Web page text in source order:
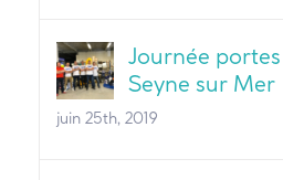
Journée
Seyne sur Mer
juin 25th, 2019